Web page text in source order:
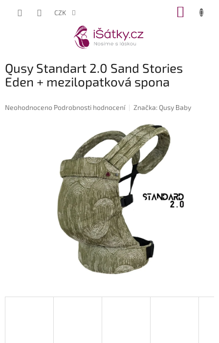
CZK
Qusy Standart 2.0 Sand Stories
Eden + mezilopatková spona
Průměrné
Neohodnoceno Podrobnosti hodnocení Značka: Qusy Baby